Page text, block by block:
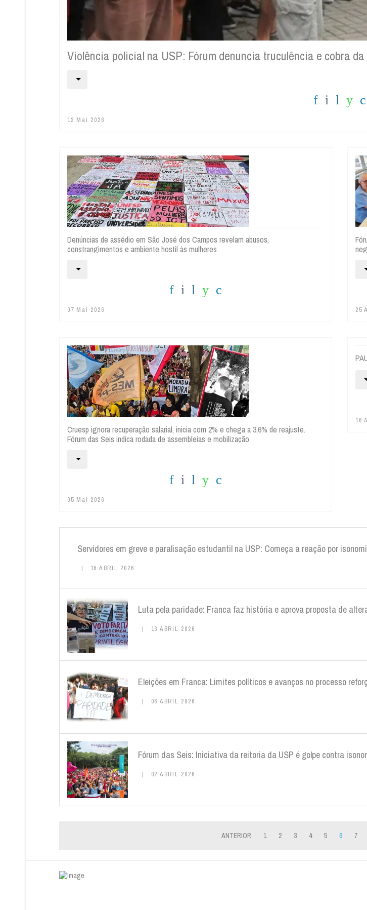
Violência policial na USP: Fórum denuncia truculência e cobra
12 Mai 2026
Denúncias de assédio em São José dos Campos revelam abusos,
constrangimentos e ambiente hostil às mulheres
07 Mai 2026 25
Cruesp ignora recuperação salarial, inicia com 2% e chega a 3,6% de reajuste.
Fórum das Seis indica rodada de assembleias e mobilização
05 Mai 2026
16
Servidores em greve e paralisação estudantil na USP: Começa a reação por
16 ABRIL 2026
Luta pela paridade: Franca faz história e aprova proposta de
13 ABRIL 2026
Eleições em Franca: Limites políticos e avanços no processo
06 ABRIL 2026
Fórum das Seis: Iniciativa da reitoria da USP é golpe contra
02 ABRIL 2026
ANTERIOR 1 2 3 4 5 6 7